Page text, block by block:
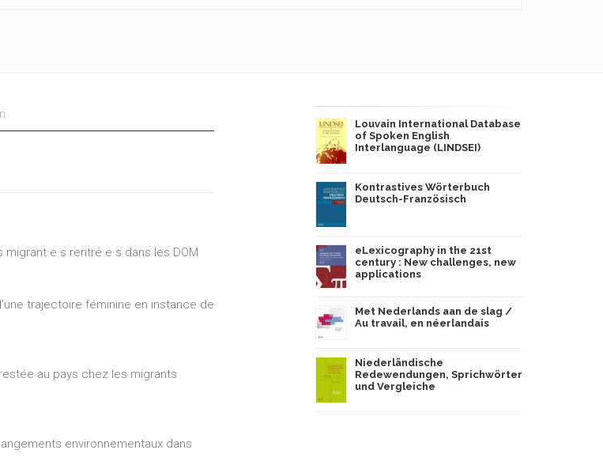
rentré·e·s dans les DOM
trajectoire féminine en instance de
au pays chez les migrants
environnementaux dans
Louvain International Database
of Spoken English
Interlanguage (LINDSEI)
Kontrastives Wörterbuch
Deutsch-Französisch
eLexicography in the 21st
century : New challenges, new
applications
Met Nederlands aan de slag /
Au travail, en néerlandais
Niederländische
Redewendungen, Sprichwörter
und Vergleiche